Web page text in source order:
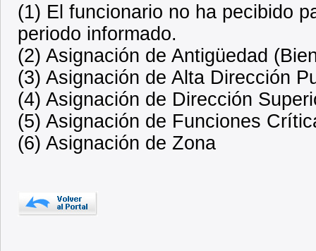
(1) El funcionario no ha pecibido
periodo informado.
(2) Asignación de Antigüedad
(3) Asignación de Alta Dirección
(4) Asignación de Dirección
(5) Asignación de Funciones
(6) Asignación de Zona